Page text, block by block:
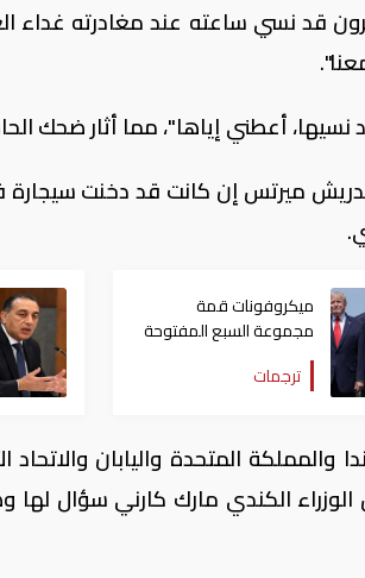
قد نسي ساعته عند مغادرته غداء
أعطني إياها"، مما أثار ضحك
ميرتس إن كانت قد دخنت
ميكروفونات قمة
مجموعة السبع المفتوحة
تسرّب ما سكتت عنه البيانات
الرسمية
ترجمات
المتحدة واليابان والاتحاد
الوزراء الكندي مارك كارني سؤال